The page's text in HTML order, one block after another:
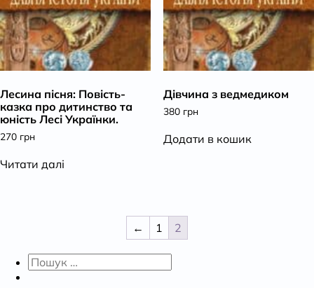
Лесина пісня: Повість-
казка про дитинство та
юність Лесі Українки.
270 грн
Читати далі
Дівчина з ведмедиком
380 грн
Додати в кошик
← 1 2
Пошук: